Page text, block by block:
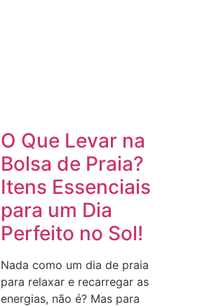
O Que Levar na
Bolsa de Praia?
Itens Essenciais
para um Dia
Perfeito no Sol!
Nada como um dia de praia
para relaxar e recarregar as
energias, não é? Mas para